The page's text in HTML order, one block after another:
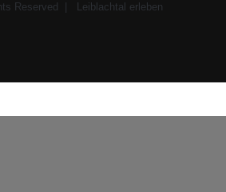
Reserved |
Leiblachtal erleben